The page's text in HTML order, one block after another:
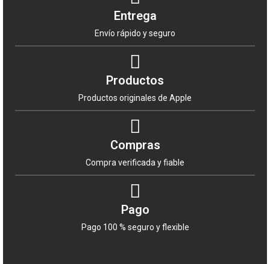
Entrega
Envío rápido y seguro
Productos
Productos originales de Apple
Compras
Compra verificada y fiable
Pago
Pago 100 % seguro y flexible